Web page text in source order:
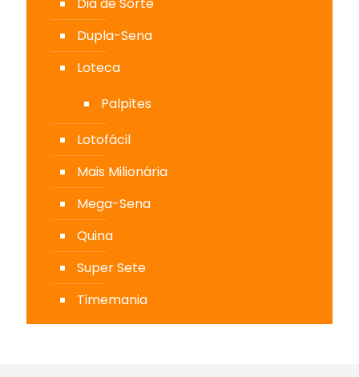
Dupla-Sena
Loteca
Palpites
Lotofácil
Mais Milionária
Mega-Sena
Quina
Super Sete
Timemania